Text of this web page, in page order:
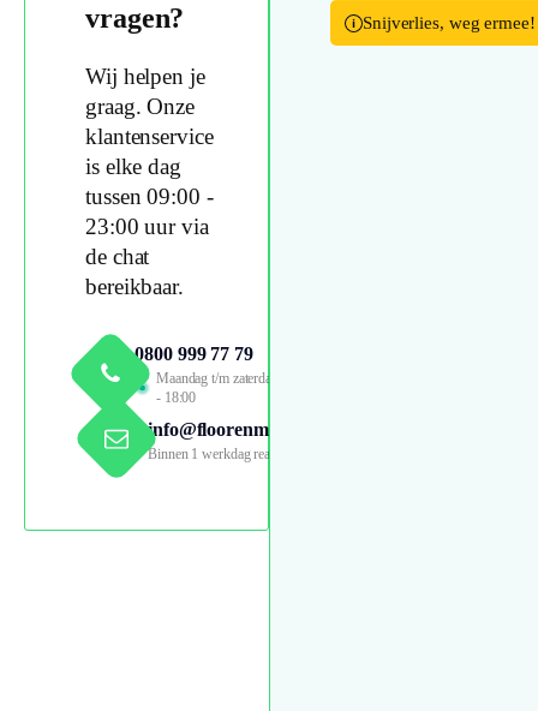
vragen?
Wij helpen je
graag. Onze
klantenservice
is elke dag
tussen 09:00 -
23:00 uur via
de chat
bereikbaar.
0800 999 77 79
Maandag t/m zaterdag 09:00
- 18:00
info@floorenmore.nl
Binnen 1 werkdag reactie
Snijverlies, weg